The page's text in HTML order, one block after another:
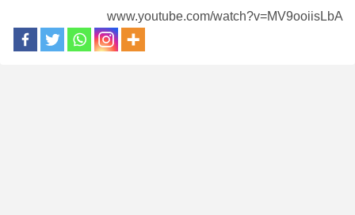
www.youtube.com/watch?v=MV9ooiisLbA